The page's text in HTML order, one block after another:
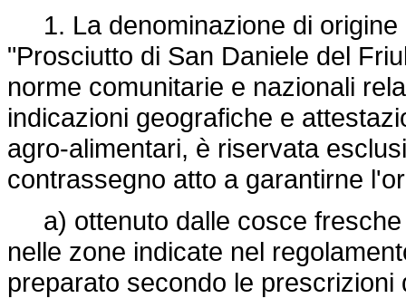
1. La denominazione di origine
"Prosciutto di San Daniele del
norme comunitarie e nazionali
indicazioni geografiche e
agro-alimentari, è riservata
contrassegno atto a garantirne
a) ottenuto dalle cosce fresche
nelle zone indicate nel
preparato secondo le prescrizioni